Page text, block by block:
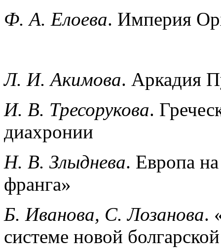
Ф. А. Елоева. Империя
Л. И. Акимова. Аркадия
И. В. Тресорукова.
диахронии
Н. В. Злыднева. Европа
франга»
Б. Иванова, С. Лозанова.
системе новой